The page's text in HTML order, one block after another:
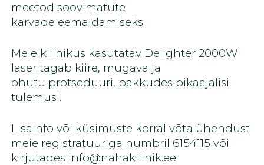
meetod soovimatute
karvade eemaldamiseks.
Meie kliinikus kasutatav Delighter 2000W
laser tagab kiire, mugava ja
ohutu protseduuri, pakkudes pikaajalisi
tulemusi.
Lisainfo või küsimuste korral võta ühendust
meie registratuuriga numbril 6154115 või
kirjutades info@nahakliinik.ee